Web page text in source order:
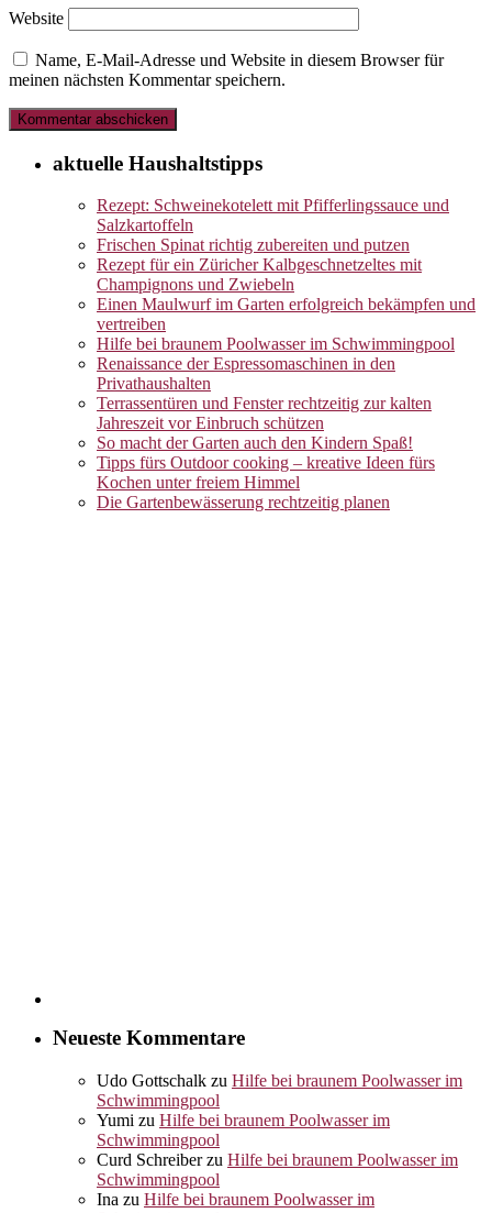
Website
Name, E-Mail-Adresse und Website in diesem Browser für
meinen nächsten Kommentar speichern.
aktuelle Haushaltstipps
Rezept: Schweinekotelett mit Pfifferlingssauce und
Salzkartoffeln
Frischen Spinat richtig zubereiten und putzen
Rezept für ein Züricher Kalbgeschnetzeltes mit
Champignons und Zwiebeln
Einen Maulwurf im Garten erfolgreich bekämpfen und
vertreiben
Hilfe bei braunem Poolwasser im Schwimmingpool
Renaissance der Espressomaschinen in den
Privathaushalten
Terrassentüren und Fenster rechtzeitig zur kalten
Jahreszeit vor Einbruch schützen
So macht der Garten auch den Kindern Spaß!
Tipps fürs Outdoor cooking – kreative Ideen fürs
Kochen unter freiem Himmel
Die Gartenbewässerung rechtzeitig planen
Neueste Kommentare
Udo Gottschalk zu Hilfe bei braunem Poolwasser im
Schwimmingpool
Yumi zu Hilfe bei braunem Poolwasser im
Schwimmingpool
Curd Schreiberzu Hilfe bei braunem Poolwasser im
Schwimmingpool
Ina zu Hilfe bei braunem Poolwasser im